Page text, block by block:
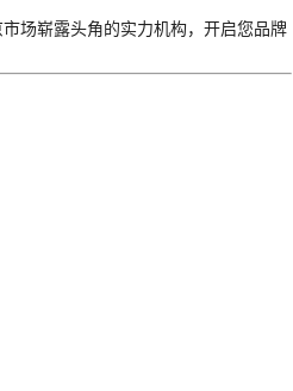
场崭露头角的实力机构，开启您品牌